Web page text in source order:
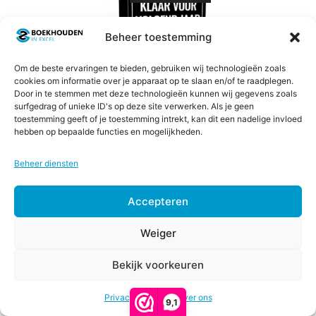
Beheer toestemming
Om de beste ervaringen te bieden, gebruiken wij technologieën zoals
cookies om informatie over je apparaat op te slaan en/of te raadplegen.
Door in te stemmen met deze technologieën kunnen wij gegevens zoals
surfgedrag of unieke ID's op deze site verwerken. Als je geen
toestemming geeft of je toestemming intrekt, kan dit een nadelige invloed
hebben op bepaalde functies en mogelijkheden.
Beheer diensten
Accepteren
Weiger
Bekijk voorkeuren
Privacy & CookiesOver ons
9,1
v
a
n
5
€447,00-€797,00
Opties selecteren
heeft
meerdere
Deze
optie
kan
gekozen
op
de
€ 67,00 -
€67,00
tot